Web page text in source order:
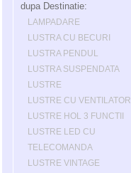
dupa Destinatie:
LAMPADARE
LUSTRA CU BECURI
LUSTRA PENDUL
LUSTRA SUSPENDATA
LUSTRE
LUSTRE CU VENTILATOR
LUSTRE HOL 3 FUNCTII
LUSTRE LED CU
TELECOMANDA
LUSTRE VINTAGE